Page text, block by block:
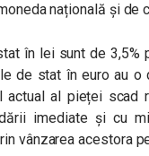
națională și de
în lei sunt de 3,5%
de stat în euro au o
al pieței scad
imediate și cu
vânzarea acestora